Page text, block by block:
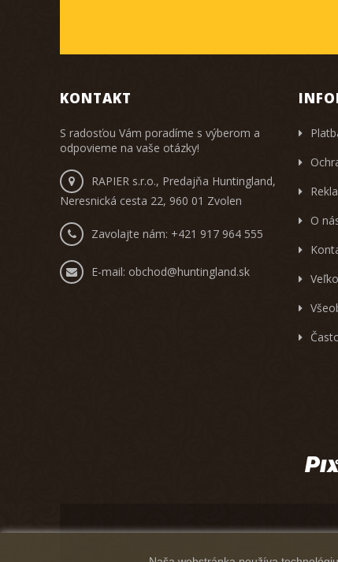
KONTAKT
S radosťou Vám poradíme s výberom a
odpovieme na vaše otázky!
RAPIER s.r.o., Predajňa Huntingland,
Neresnická cesta 22, 960 01 Zvolen
Zavolajte nám: +421 917 964 555
E-mail: obchod@huntingland.sk
O